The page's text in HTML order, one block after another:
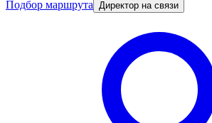
Подбор маршрута Директор на связи